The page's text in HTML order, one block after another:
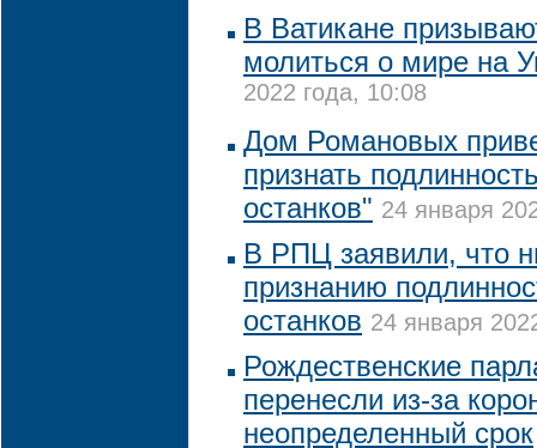
В Ватикане
молиться о мире на
2022 года, 10:08
Дом Романовых
признать
останков" 24 января
В РПЦ заявили, что
признанию
останков 24 января
Рождественские
перенесли из-за
неопределенный срок